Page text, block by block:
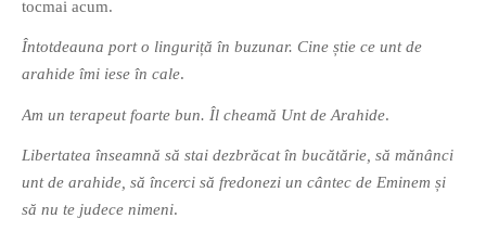
GloryBox.ro
Filme-Carti.ro
tocmai acum.
Întotdeauna port o linguriță în buzunar. Cine știe ce unt de
arahide îmi iese în cale.
Am un terapeut foarte bun. Îl cheamă Unt de Arahide.
Libertatea înseamnă să stai dezbrăcat în bucătărie, să mănânci
unt de arahide, să încerci să fredonezi un cântec de Eminem și
să nu te judece nimeni.